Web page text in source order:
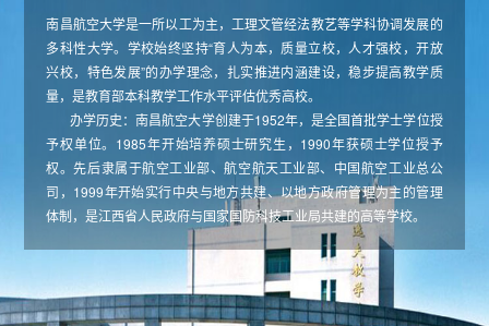
南昌航空大学是一所以工为主，工理文管经法教艺等学科协调发展的
多科性大学。学校始终坚持“育人为本，质量立校，人才强校，开放
兴校，特色发展”的办学理念，扎实推进内涵建设，稳步提高教学质
量，是教育部本科教学工作水平评估优秀高校。
办学历史：南昌航空大学创建于1952年，是全国首批学士学位授
予权单位。1985年开始培养硕士研究生，1990年获硕士学位授予
权。先后隶属于航空工业部、航空航天工业部、中国航空工业总公
司，1999年开始实行中央与地方共建、以地方政府管理为主的管理
体制，是江西省人民政府与国家国防科技工业局共建的高等学校。